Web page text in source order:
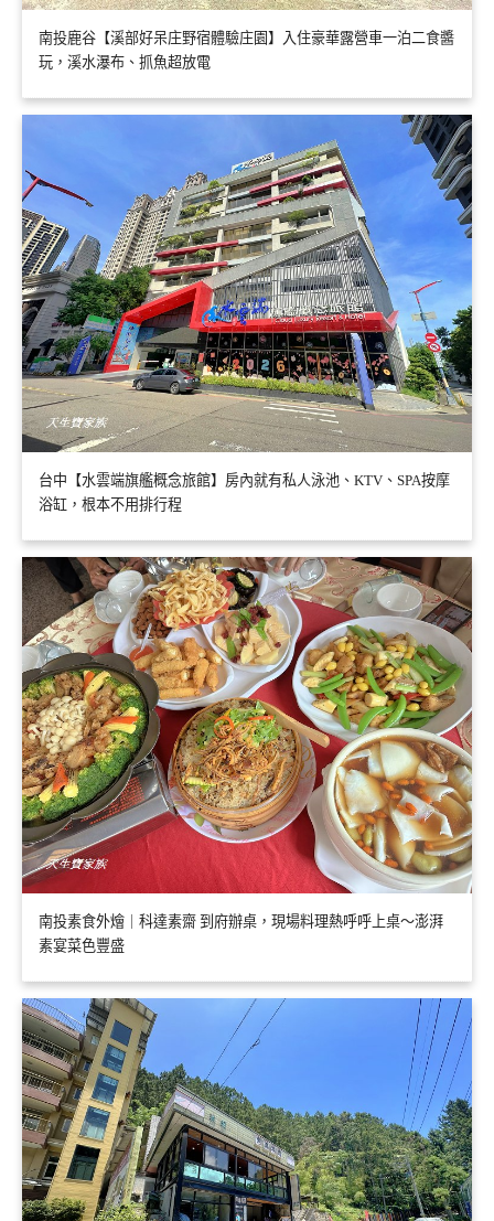
南投鹿谷【溪部好呆庄野宿體驗庄園】入住豪華露營車一泊二食醬
玩，溪水瀑布、抓魚超放電
台中【水雲端旗艦概念旅館】房內就有私人泳池、KTV、SPA按摩
浴缸，根本不用排行程
南投素食外燴｜科達素齋 到府辦桌，現場料理熱呼呼上桌～澎湃
素宴菜色豐盛